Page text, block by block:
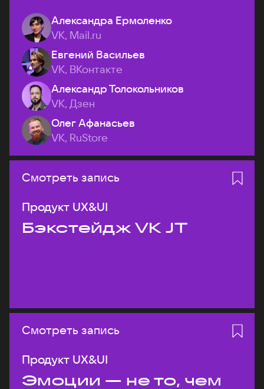
Александра Ермоленко
VK, Mail.ru
Евгений Васильев
VK, ВКонтакте
Александр Толокольников
VK, Дзен
Олег Афанасьев
VK, RuStore
Смотреть запись
Продукт UX&UI
Бэкстейдж VK JT
Смотреть запись
Продукт UX&UI
Эмоции — не то, чем